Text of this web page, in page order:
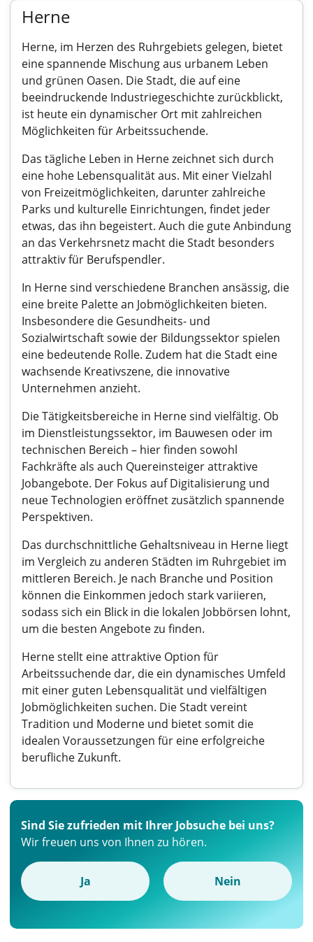
Herne
Herne, im Herzen des Ruhrgebiets gelegen, bietet
eine spannende Mischung aus urbanem Leben
und grünen Oasen. Die Stadt, die auf eine
beeindruckende Industriegeschichte zurückblickt,
ist heute ein dynamischer Ort mit zahlreichen
Möglichkeiten für Arbeitssuchende.
Das tägliche Leben in Herne zeichnet sich durch
eine hohe Lebensqualität aus. Mit einer Vielzahl
von Freizeitmöglichkeiten, darunter zahlreiche
Parks und kulturelle Einrichtungen, findet jeder
etwas, das ihn begeistert. Auch die gute Anbindung
an das Verkehrsnetz macht die Stadt besonders
attraktiv für Berufspendler.
In Herne sind verschiedene Branchen ansässig, die
eine breite Palette an Jobmöglichkeiten bieten.
Insbesondere die Gesundheits- und
Sozialwirtschaft sowie der Bildungssektor spielen
eine bedeutende Rolle. Zudem hat die Stadt eine
wachsende Kreativszene, die innovative
Unternehmen anzieht.
Die Tätigkeitsbereiche in Herne sind vielfältig. Ob
im Dienstleistungssektor, im Bauwesen oder im
technischen Bereich – hier finden sowohl
Fachkräfte als auch Quereinsteiger attraktive
Jobangebote. Der Fokus auf Digitalisierung und
neue Technologien eröffnet zusätzlich spannende
Perspektiven.
Das durchschnittliche Gehaltsniveau in Herne liegt
im Vergleich zu anderen Städten im Ruhrgebiet im
mittleren Bereich. Je nach Branche und Position
können die Einkommen jedoch stark variieren,
sodass sich ein Blick in die lokalen Jobbörsen lohnt,
um die besten Angebote zu finden.
Herne stellt eine attraktive Option für
Arbeitssuchende dar, die ein dynamisches Umfeld
mit einer guten Lebensqualität und vielfältigen
Jobmöglichkeiten suchen. Die Stadt vereint
Tradition und Moderne und bietet somit die
idealen Voraussetzungen für eine erfolgreiche
berufliche Zukunft.
Sind Sie zufrieden mit Ihrer Jobsuche bei uns?
Wir freuen uns von Ihnen zu hören.
Ja Nein